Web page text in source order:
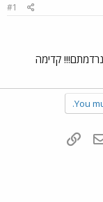
#1
קדימה
You
דואר אלקטרוני